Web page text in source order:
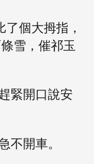
了個大拇指，
雪，催祁玉
緊開口說安
不開車。